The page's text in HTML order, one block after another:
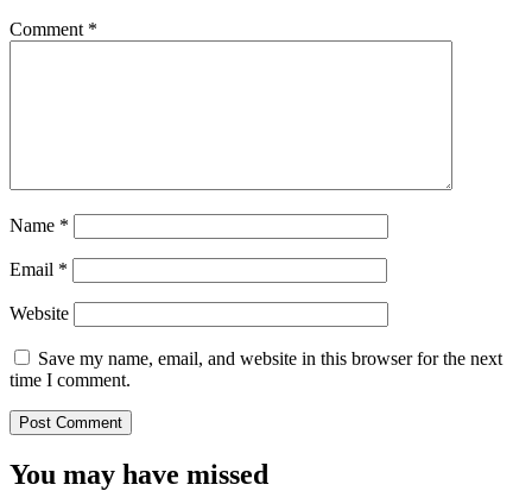
Comment *
Name *
Email *
Website
Save my name, email, and website in this browser for the next
time I comment.
You may have missed